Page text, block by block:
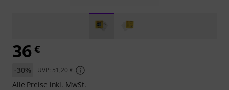
36 €
-30% UVP: 51,20 €
Alle Preise inkl. MwSt.